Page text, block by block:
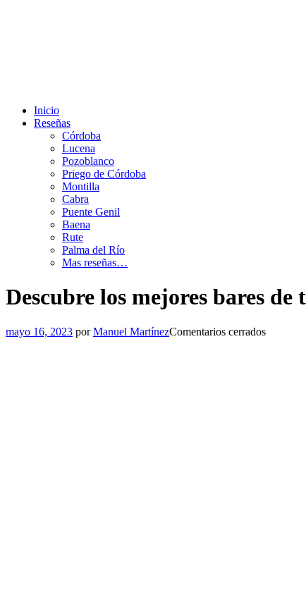
Inicio
Reseñas
Córdoba
Lucena
Pozoblanco
Priego de Córdoba
Montilla
Cabra
Puente Genil
Baena
Rute
Palma del Río
Mas reseñas…
Descubre los mejores bares de
mayo 16, 2023 porManuel MartínezComentarios cerrados